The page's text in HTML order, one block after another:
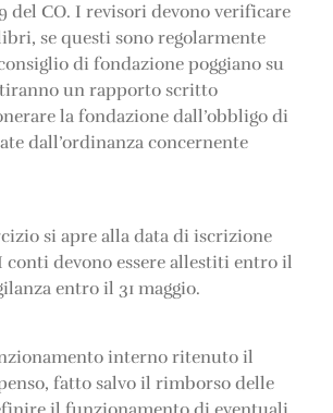
del CO. I revisori devono verificare
se questi sono regolarmente
di fondazione poggiano su
un rapporto scritto
la fondazione dall’obbligo di
dall’ordinanza concernente
si apre alla data di iscrizione
conti devono essere allestiti entro il
entro il 31 maggio.
interno ritenuto il
fatto salvo il rimborso delle